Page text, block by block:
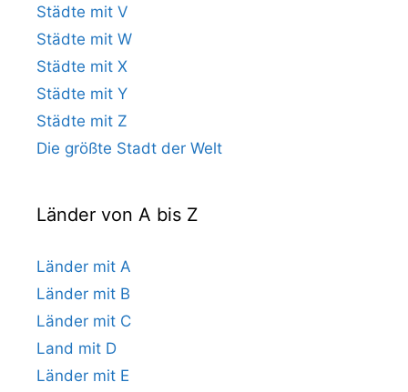
Städte mit V
Städte mit W
Städte mit X
Städte mit Y
Städte mit Z
Die größte Stadt der Welt
Länder von A bis Z
Länder mit A
Länder mit B
Länder mit C
Land mit D
Länder mit E